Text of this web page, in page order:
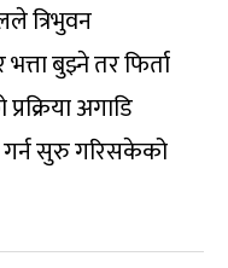
त्रिभुवन
बुझ्ने तर फिर्ता
अगाडि
सुरु गरिसकेको